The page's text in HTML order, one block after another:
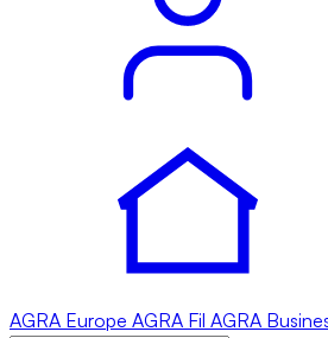
AGRA Europe AGRA Fil AGRA